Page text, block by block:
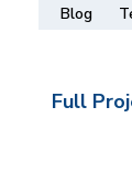
Blog
Full